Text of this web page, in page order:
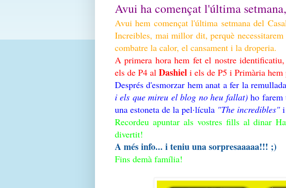
Avui ha començat l'última
Avui hem començat l'última setmana del
Increibles, mai millor dit, perquè
combatre la calor, el cansament i la droperia.
A primera hora hem fet el nostre
els de P4 al Dashiel i els de P5 i Primària
Després d'esmorzar hem anat a fer la
i els que mireu el blog no heu fallat)ho farem
una estoneta de la pel·lícula "The incredibles" i
Recordeu apuntar als vostres fills al dinar
divertit!
A més info... i teniu una sorpresaaaaa!!! ;)
Fins demà família!